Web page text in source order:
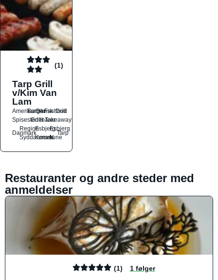
(1)
Tarp Grill
v/Kim Van
Lam
Amerikansk
BurgerDanskFastfood
Grill
SpisestederGrillbarerTakeaway
Danmark
Region
Syddanmark
Esbjerg
Kommune
Esbjerg
N
Tarp
Restauranter og andre steder med
anmeldelser
(1) 1 følger